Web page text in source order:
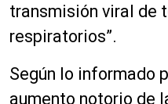
transmisión viral de
respiratorios”.
Según lo informado
aumento notorio de